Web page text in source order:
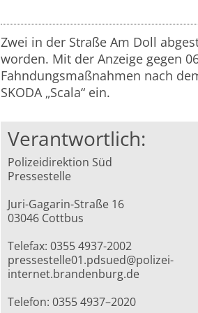
Zwei in der Straße Am Doll
worden. Mit der Anzeige gegen
Fahndungsmaßnahmen nach
SKODA „Scala“ ein.
Verantwortlich:
Polizeidirektion Süd
Pressestelle
Juri-Gagarin-Straße 16
03046 Cottbus
Telefax: 0355 4937-2002
pressestelle01.pdsued@polizei-
internet.brandenburg.de
Telefon: 0355 4937–2020